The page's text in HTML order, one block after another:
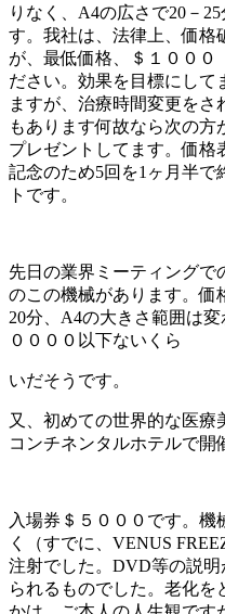
りなく、A4の広さで20－
す。我社は、法律上、価格
が、最低価格、＄１００
ださい。効果を目標にして
ますが、治療時間変更をさ
もあります何故なら次の方
プレゼントしてます。価格
記念のため5回を1ヶ月半で
トです。
先日の業界ミーティングで
のこの機械があります。価
20分、A4の大きさ範囲は
００００以下ないくら
いだそうです。
又、初めての世界的な医療
コンチネンタルホテルで開
入場券＄５０００です。
く（すでに、VENUS
注射でした。DVD等の説
られるものでした。老化を